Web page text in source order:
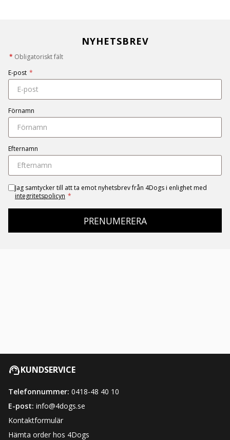
NYHETSBREV
* Obligatoriskt fält
E-post *
Förnamn
Efternamn
Jag samtycker till att ta emot nyhetsbrev från 4Dogs i enlighet med
integritetspolicyn *
PRENUMERERA
KUNDSERVICE
Telefonnummer: 0418-48 40 10
E-post: info@4dogs.se
Kontaktformulär
Hämta order hos 4Dogs